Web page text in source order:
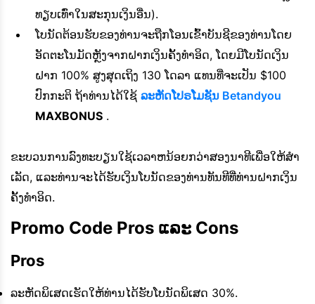
ທຽບເທົ່າໃນສະກຸນເງິນອື່ນ).
ໂບນັດຕ້ອນຮັບຂອງທ່ານຈະຖືກໂອນເຂົ້າບັນຊີຂອງທ່ານໂດຍ
ອັດຕະໂນມັດຫຼັງຈາກຝາກເງິນຄັ້ງທຳອິດ, ໂດຍມີໂບນັດເງິນ
ຝາກ 100% ສູງສຸດເຖິງ 130 ໂດລາ ແທນທີ່ຈະເປັນ $100
ປົກກະຕິ ຖ້າທ່ານໄດ້ໃຊ້ ລະຫັດໂປຣໂມຊັນ Betandyou
MAXBONUS .
ຂະບວນການລົງທະບຽນໃຊ້ເວລາຫນ້ອຍກວ່າສອງນາທີເພື່ອໃຫ້ສໍາ
ເລັດ, ແລະທ່ານຈະໄດ້ຮັບເງິນໂບນັດຂອງທ່ານທັນທີທີ່ທ່ານຝາກເງິນ
ຄັ້ງທໍາອິດ.
Promo Code Pros ແລະ Cons
Pros
ລະຫັດພິເສດເຮັດໃຫ້ທ່ານໄດ້ຮັບໂບນັດພິເສດ 30%.